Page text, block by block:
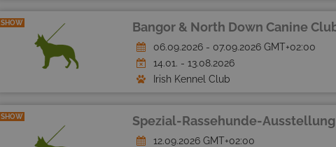
SHOW Bangor & North Down Canine
06.09.2026 - 07.09.2026 GMT+02:00
14.01. - 13.08.2026
Irish Kennel Club
SHOW Spezial-Rassehunde-
12.09.2026 GMT+02:00